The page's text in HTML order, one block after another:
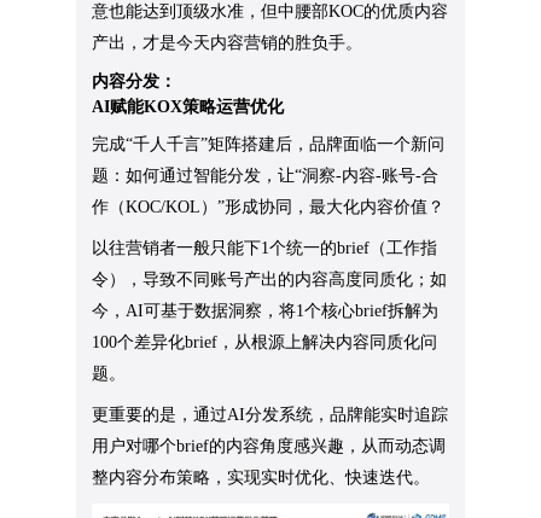
意也能达到顶级水准，但中腰部KOC的优质内容
产出，才是今天内容营销的胜负手。
内容分发：
AI赋能KOX策略运营优化
完成“千人千言”矩阵搭建后，品牌面临一个新问
题：如何通过智能分发，让“洞察-内容-账号-合
作（KOC/KOL）”形成协同，最大化内容价值？
以往营销者一般只能下1个统一的brief（工作指
令），导致不同账号产出的内容高度同质化；如
今，AI可基于数据洞察，将1个核心brief拆解为
100个差异化brief，从根源上解决内容同质化问
题。
更重要的是，通过AI分发系统，品牌能实时追踪
用户对哪个brief的内容角度感兴趣，从而动态调
整内容分布策略，实现实时优化、快速迭代。